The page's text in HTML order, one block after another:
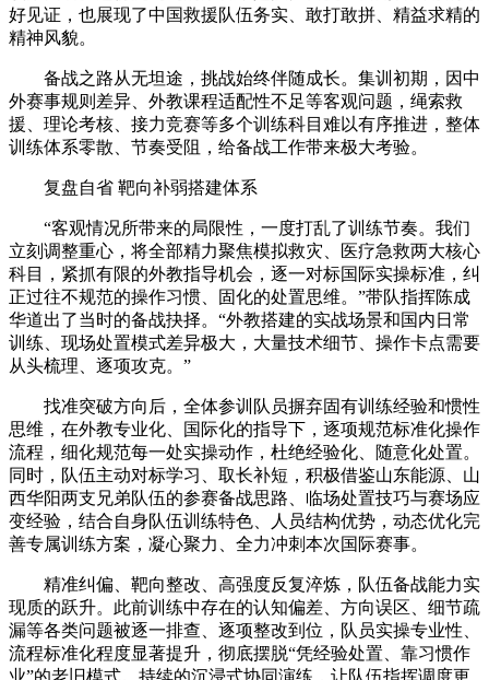
好见证，也展现了中国救援队伍务实、敢打敢拼、精益求精的
精神风貌。
备战之路从无坦途，挑战始终伴随成长。集训初期，因中
外赛事规则差异、外教课程适配性不足等客观问题，绳索救
援、理论考核、接力竞赛等多个训练科目难以有序推进，整体
训练体系零散、节奏受阻，给备战工作带来极大考验。
复盘自省 靶向补弱搭建体系
“客观情况所带来的局限性，一度打乱了训练节奏。我们
立刻调整重心，将全部精力聚焦模拟救灾、医疗急救两大核心
科目，紧抓有限的外教指导机会，逐一对标国际实操标准，纠
正过往不规范的操作习惯、固化的处置思维。”带队指挥陈成
华道出了当时的备战抉择。“外教搭建的实战场景和国内日常
训练、现场处置模式差异极大，大量技术细节、操作卡点需要
从头梳理、逐项攻克。”
找准突破方向后，全体参训队员摒弃固有训练经验和惯性
思维，在外教专业化、国际化的指导下，逐项规范标准化操作
流程，细化规范每一处实操动作，杜绝经验化、随意化处置。
同时，队伍主动对标学习、取长补短，积极借鉴山东能源、山
西华阳两支兄弟队伍的参赛备战思路、临场处置技巧与赛场应
变经验，结合自身队伍训练特色、人员结构优势，动态优化完
善专属训练方案，凝心聚力、全力冲刺本次国际赛事。
精准纠偏、靶向整改、高强度反复淬炼，队伍备战能力实
现质的跃升。此前训练中存在的认知偏差、方向误区、细节疏
漏等各类问题被逐一排查、逐项整改到位，队员实操专业性、
流程标准化程度显著提升，彻底摆脱“凭经验处置、靠习惯作